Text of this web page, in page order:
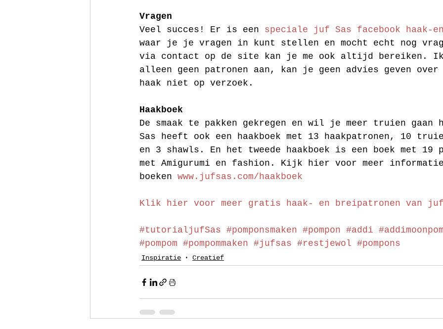
Vragen
Veel succes! Er is een speciale juf Sas facebook haak-
waar je je vragen in kunt stellen en mocht echt nog
via contact op de site kan je me ook altijd bereiken.
alleen geen patronen aan, kan je geen advies geven
haak niet op verzoek.
Haakboek
De smaak te pakken gekregen en wil je meer truien gaan
Sas heeft ook een haakboek met 13 haakpatronen, 10
en 3 shawls. En het tweede haakboek is een boek met 19
met Amigurumi en fashion. Kijk hier voor meer
boeken www.jufsas.com/haakboek
Klik hier voor meer gratis haak- en breipatronen van
#tutorialjufSas #pomponsmaken #pompon #addi
#pompom #pompommaken #jufsas #restjewol #pompons
Inspiratie Creatief